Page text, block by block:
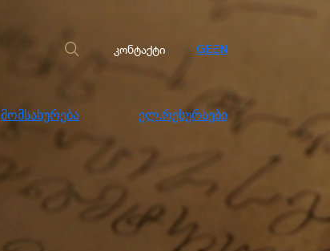
კონტაქტი GEEN
მომსახურება ელ.რესურსები